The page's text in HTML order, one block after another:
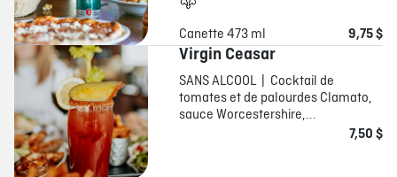
Canette 473 ml 9,75 $
Virgin Ceasar
SANS ALCOOL | Cocktail de
tomates et de palourdes Clamato,
sauce Worcestershire,...
7,50 $